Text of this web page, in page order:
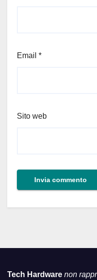
Email *
Sito web
Tech Hardware non